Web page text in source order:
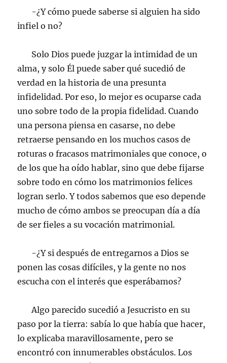
-¿Y cómo puede saberse si alguien ha sido
infiel o no?
Solo Dios puede juzgar la intimidad de un
alma, y solo Él puede saber qué sucedió de
verdad en la historia de una presunta
infidelidad. Por eso, lo mejor es ocuparse cada
uno sobre todo de la propia fidelidad. Cuando
una persona piensa en casarse, no debe
retraerse pensando en los muchos casos de
roturas o fracasos matrimoniales que conoce, o
de los que ha oído hablar, sino que debe fijarse
sobre todo en cómo los matrimonios felices
logran serlo. Y todos sabemos que eso depende
mucho de cómo ambos se preocupan día a día
de ser fieles a su vocación matrimonial.
-¿Y si después de entregarnos a Dios se
ponen las cosas difíciles, y la gente no nos
escucha con el interés que esperábamos?
Algo parecido sucedió a Jesucristo en su
paso por la tierra: sabía lo que había que hacer,
lo explicaba maravillosamente, pero se
encontró con innumerables obstáculos. Los